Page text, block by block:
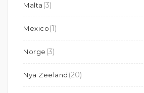
Malta (3)
Mexico(1)
Norge (3)
Nya Zeeland (20)